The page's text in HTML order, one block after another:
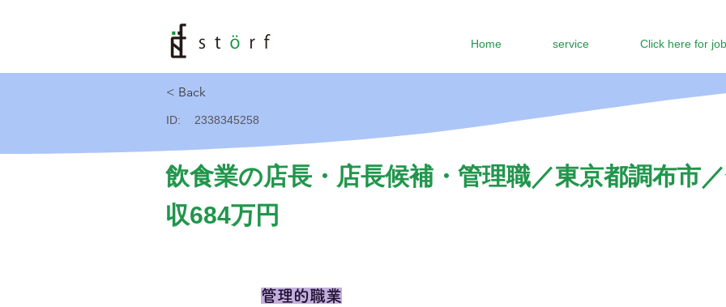
Home service Click here for
< Back
ID: 2338345258
飲食業の店長・店長候補・管理職／東京都調布市
収684万円
管理的職業